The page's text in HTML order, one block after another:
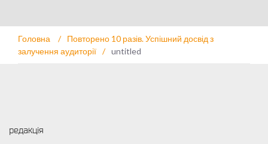
Головна /
Повторено 10 разів. Успішний досвід з
залучення аудиторії / untitled
редакція